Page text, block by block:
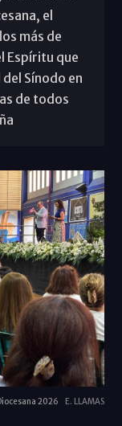
el
más de
Espíritu que
Sínodo en
de todos
2026 E. LLAMAS